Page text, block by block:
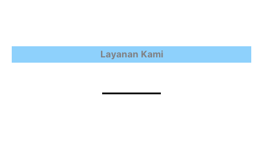
Layanan Kami